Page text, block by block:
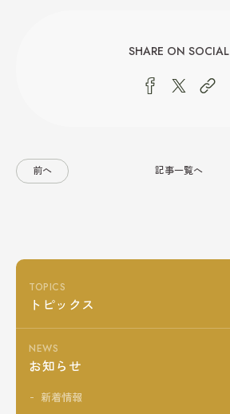
SHARE ON SOCIAL
前へ 記事一覧へ
TOPICS
トピックス
NEWS
お知らせ
新着情報